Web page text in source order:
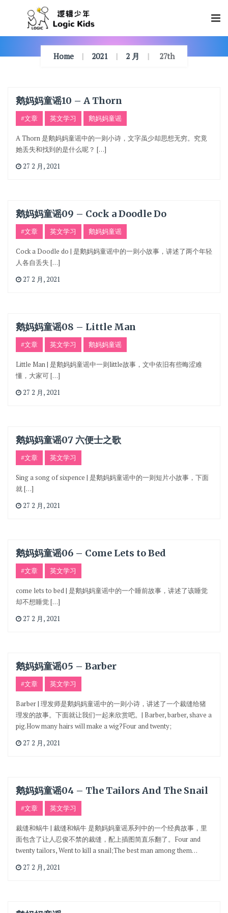
Home 2021 2 月 27th
鹅妈妈童谣10 – A Thorn
#文章 英文学习 鹅妈妈童谣
A Thorn 是鹅妈妈童谣中的一则小诗，文字虽少却思想无穷。究竟
她丢失和找到的是什么呢？ […]
27 2 月, 2021
鹅妈妈童谣09 – Cock a Doodle Do
#文章 英文学习 鹅妈妈童谣
Cock a Doodle do | 是鹅妈妈童谣中的一则小故事，讲述了两个年轻
人各自丢失 […]
27 2 月, 2021
鹅妈妈童谣08 – Little Man
#文章 英文学习 鹅妈妈童谣
Little Man | 是鹅妈妈童谣中一则little故事，文中依旧有些晦涩难
懂，大家可 […]
27 2 月, 2021
鹅妈妈童谣07 六便士之歌
#文章 英文学习
Sing a song of sixpence | 是鹅妈妈童谣中的一则短片小故事，下面
就 […]
27 2 月, 2021
鹅妈妈童谣06 – Come Lets to Bed
#文章 英文学习
come lets to bed | 是鹅妈妈童谣中的一个睡前故事，讲述了该睡觉
却不想睡觉 […]
27 2 月, 2021
鹅妈妈童谣05 – Barber
#文章 英文学习
Barber | 理发师是鹅妈妈童谣中的一则小诗，讲述了一个裁缝给猪
理发的故事。下面就让我们一起来欣赏吧。| Barber, barber, shave a
pig.How many hairs will make a wig?Four and twenty;
27 2 月, 2021
鹅妈妈童谣04 – The Tailors And The Snail
#文章 英文学习
裁缝和蜗牛 | 裁缝和蜗牛 是鹅妈妈童谣系列中的一个经典故事，里
面包含了让人忍俊不禁的裁缝，配上插图简直乐翻了。Four and
twenty tailors, Went to kill a snail;The best man among them…
27 2 月, 2021